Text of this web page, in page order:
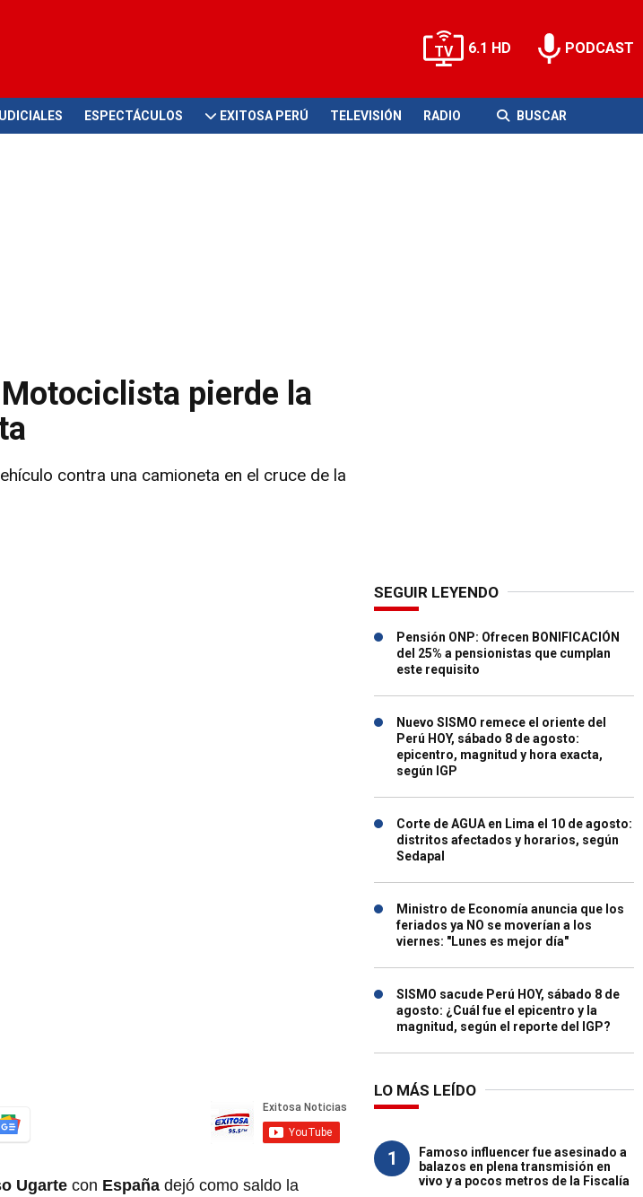
6.1 HD PODCAST
ESPECTÁCULOS EXITOSA PERÚ TELEVISIÓN RADIO BUSCAR
pierde la
contra una camioneta en el cruce de la
Ugarte con España dejó como saldo la
SEGUIR LEYENDO
Pensión ONP: Ofrecen BONIFICACIÓN
del 25% a pensionistas que cumplan
este requisito
Nuevo SISMO remece el oriente del
Perú HOY, sábado 8 de agosto:
epicentro, magnitud y hora exacta,
según IGP
Corte de AGUA en Lima el 10 de agosto:
distritos afectados y horarios, según
Sedapal
Ministro de Economía anuncia que los
feriados ya NO se moverían a los
viernes: "Lunes es mejor día"
SISMO sacude Perú HOY, sábado 8 de
agosto: ¿Cuál fue el epicentro y la
magnitud, según el reporte del IGP?
LO MÁS LEÍDO
1
Famoso influencer fue asesinado a
balazos en plena transmisión en
vivo y a pocos metros de la Fiscalía